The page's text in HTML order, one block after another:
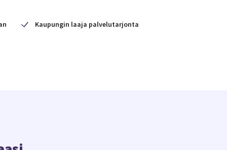
Kaupungin laaja palvelutarjonta